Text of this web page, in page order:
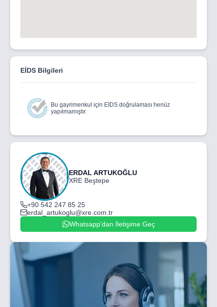
EİDS Bilgileri
Bu gayrimenkul için EİDS doğrulaması henüz
yapılmamıştır.
ERDAL ARTUKOĞLU
XRE Beştepe
+90 542 247 85 25
erdal_artukoglu@xre.com.tr
Whatsapp'dan İletişime Geç